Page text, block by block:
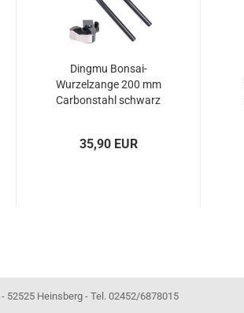
Dingmu Bonsai-
Wurzelzange 200 mm
Carbonstahl schwarz
35,90 EUR
- Tel. 02452/6878015